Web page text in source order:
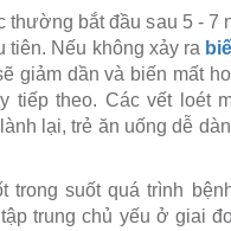
thường bắt đầu sau 5 - 7
tiên. Nếu không xảy ra
giảm dần và biến mất
tiếp theo. Các vết loét
lại, trẻ ăn uống dễ
trong suốt quá trình
trung chủ yếu ở giai